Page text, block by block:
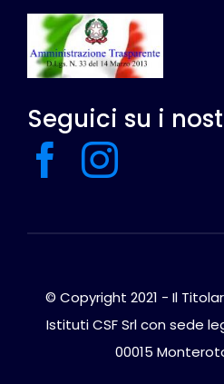
Seguici su i
© Copyright 2021 - Il
Istituti CSF Srl con sede
00015